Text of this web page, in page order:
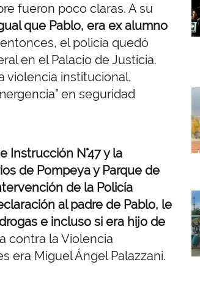
fueron poco claras. A su
que Pablo, era ex alumno
el policía quedó
en el Palacio de Justicia.
violencia institucional,
en seguridad
Instrucción N°47 y la
de Pompeya y Parque de
de la Policía
al padre de Pablo, le
e incluso si era hijo de
contra la Violencia
era Miguel Ángel Palazzani.